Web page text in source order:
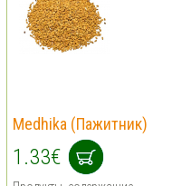
Medhika (Пажитник)
1.33€